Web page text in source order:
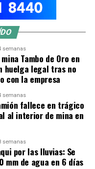
semanas
Tambo de Oro en
huelga legal tras no
con la empresa
semanas
fallece en trágico
al interior de mina en
semanas
por las lluvias: Se
mm de agua en 6 días